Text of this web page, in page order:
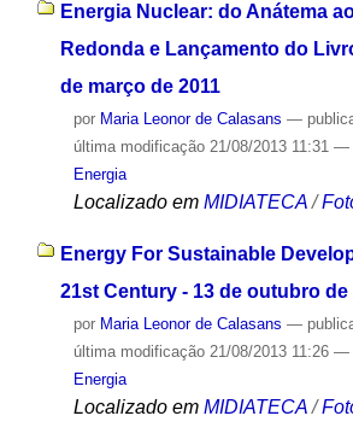
Energia Nuclear: do Anátema
Redonda e Lançamento do
de março de 2011
por Maria Leonor de Calasans —
última modificação21/08/2013 11:31 —
Energia
Localizado em MIDIATECA /
Energy For Sustainable
21st Century - 13 de outubro de
por Maria Leonor de Calasans —
última modificação21/08/2013 11:26 —
Energia
Localizado em MIDIATECA /